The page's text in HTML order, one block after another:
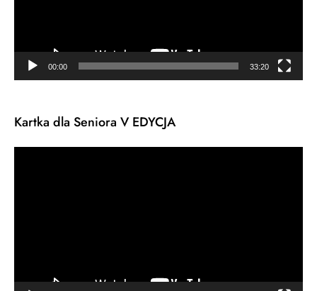
00:00 33:20
Kartka dla Seniora V EDYCJA